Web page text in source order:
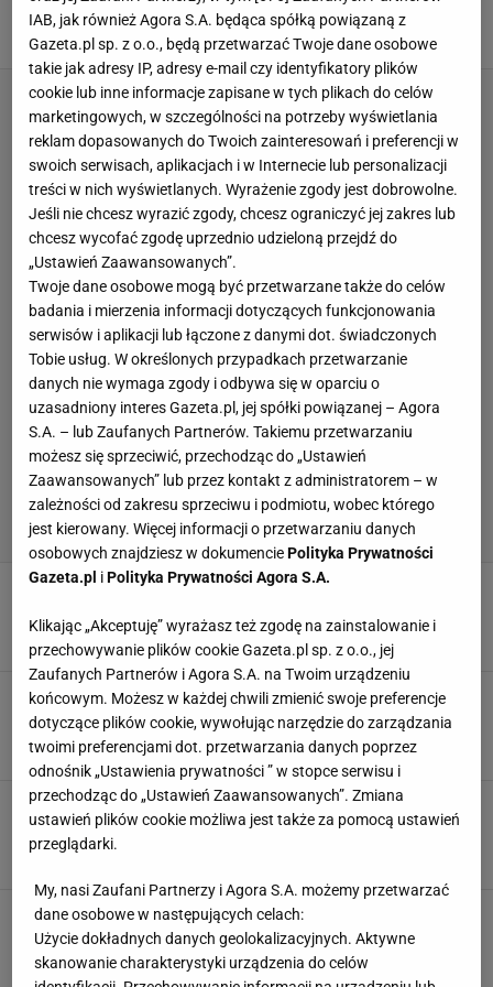
Jagiellonii. Aż trudno uwierzyć
Hubert Rybkowski,24 SIERPNIA 2025, 14:27
Najgłupszy z możliwych pomysłów. Tym kibole
Franciszek Zalewski, 17 KWIETNIA 2023, 21:20
Majecki zachwyca w Belgii. Obronił rzut karny.
Znowu [WIDEO]
Aleksander Bernard,22 PAŹDZIERNIKA 2022, 08:52
Dramatyczne chwile w meczu drużyny Polaka. Z
każdą sekundą robiło się groźniej
Pamiętacie jeszcze Teodorczyka? Jest
nadzieja, że przypomni o sobie. Na ten moment
czekał dwa lata
IAB, jak również Agora S.A. będąca spółką powiązaną z
Gazeta.pl sp. z o.o., będą przetwarzać Twoje dane osobowe
takie jak adresy IP, adresy e-mail czy identyfikatory plików
cookie lub inne informacje zapisane w tych plikach do celów
marketingowych, w szczególności na potrzeby wyświetlania
reklam dopasowanych do Twoich zainteresowań i preferencji w
swoich serwisach, aplikacjach i w Internecie lub personalizacji
treści w nich wyświetlanych. Wyrażenie zgody jest dobrowolne.
Jeśli nie chcesz wyrazić zgody, chcesz ograniczyć jej zakres lub
chcesz wycofać zgodę uprzednio udzieloną przejdź do
„Ustawień Zaawansowanych”.
Twoje dane osobowe mogą być przetwarzane także do celów
badania i mierzenia informacji dotyczących funkcjonowania
serwisów i aplikacji lub łączone z danymi dot. świadczonych
Tobie usług. W określonych przypadkach przetwarzanie
danych nie wymaga zgody i odbywa się w oparciu o
uzasadniony interes Gazeta.pl, jej spółki powiązanej – Agora
S.A. – lub Zaufanych Partnerów. Takiemu przetwarzaniu
możesz się sprzeciwić, przechodząc do „Ustawień
Zaawansowanych” lub przez kontakt z administratorem – w
zależności od zakresu sprzeciwu i podmiotu, wobec którego
jest kierowany. Więcej informacji o przetwarzaniu danych
osobowych znajdziesz w dokumenciePolityka Prywatności
Gazeta.pl iPolityka Prywatności Agora S.A.
Klikając „Akceptuję” wyrażasz też zgodę na zainstalowanie i
przechowywanie plików cookie Gazeta.pl sp. z o.o., jej
Zaufanych Partnerów i Agora S.A. na Twoim urządzeniu
końcowym. Możesz w każdej chwili zmienić swoje preferencje
dotyczące plików cookie, wywołując narzędzie do zarządzania
twoimi preferencjami dot. przetwarzania danych poprzez
odnośnik „Ustawienia prywatności ” w stopce serwisu i
przechodząc do „Ustawień Zaawansowanych”. Zmiana
ustawień plików cookie możliwa jest także za pomocą ustawień
przeglądarki.
My, nasi Zaufani Partnerzy i Agora S.A. możemy przetwarzać
dane osobowe w następujących celach:
Użycie dokładnych danych geolokalizacyjnych. Aktywne
skanowanie charakterystyki urządzenia do celów